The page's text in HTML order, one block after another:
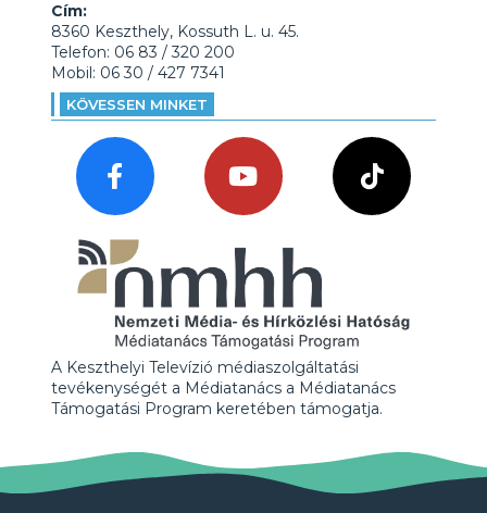
Cím:
8360 Keszthely, Kossuth L. u. 45.
Telefon: 06 83 / 320 200
Mobil: 06 30 / 427 7341
KÖVESSEN MINKET
A Keszthelyi Televízió médiaszolgáltatási
tevékenységét a Médiatanács a Médiatanács
Támogatási Program keretében támogatja.